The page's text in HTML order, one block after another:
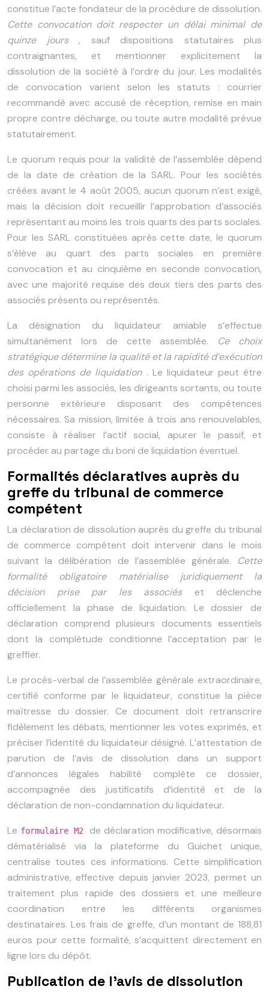
constitue l’acte fondateur de la procédure de dissolution.
Cette convocation doit respecter un délai minimal de
quinze jours , sauf dispositions statutaires plus
contraignantes, et mentionner explicitement la
dissolution de la société à l’ordre du jour. Les modalités
de convocation varient selon les statuts : courrier
recommandé avec accusé de réception, remise en main
propre contre décharge, ou toute autre modalité prévue
statutairement.
Le quorum requis pour la validité de l’assemblée dépend
de la date de création de la SARL. Pour les sociétés
créées avant le 4 août 2005, aucun quorum n’est exigé,
mais la décision doit recueillir l’approbation d’associés
représentant au moins les trois quarts des parts sociales.
Pour les SARL constituées après cette date, le quorum
s’élève au quart des parts sociales en première
convocation et au cinquième en seconde convocation,
avec une majorité requise des deux tiers des parts des
associés présents ou représentés.
La désignation du liquidateur amiable s’effectue
simultanément lors de cette assemblée. Ce choix
stratégique détermine la qualité et la rapidité d’exécution
des opérations de liquidation . Le liquidateur peut être
choisi parmi les associés, les dirigeants sortants, ou toute
personne extérieure disposant des compétences
nécessaires. Sa mission, limitée à trois ans renouvelables,
consiste à réaliser l’actif social, apurer le passif, et
procéder au partage du boni de liquidation éventuel.
Formalités déclaratives auprès du
greffe du tribunal de commerce
compétent
La déclaration de dissolution auprès du greffe du tribunal
de commerce compétent doit intervenir dans le mois
suivant la délibération de l’assemblée générale. Cette
formalité obligatoire matérialise juridiquement la
décision prise par les associés et déclenche
officiellement la phase de liquidation. Le dossier de
déclaration comprend plusieurs documents essentiels
dont la complétude conditionne l’acceptation par le
greffier.
Le procès-verbal de l’assemblée générale extraordinaire,
certifié conforme par le liquidateur, constitue la pièce
maîtresse du dossier. Ce document doit retranscrire
fidèlement les débats, mentionner les votes exprimés, et
préciser l’identité du liquidateur désigné. L’attestation de
parution de l’avis de dissolution dans un support
d’annonces légales habilité complète ce dossier,
accompagnée des justificatifs d’identité et de la
déclaration de non-condamnation du liquidateur.
Le formulaire M2 de déclaration modificative, désormais
dématérialisé via la plateforme du Guichet unique,
centralise toutes ces informations. Cette simplification
administrative, effective depuis janvier 2023, permet un
traitement plus rapide des dossiers et une meilleure
coordination entre les différents organismes
destinataires. Les frais de greffe, d’un montant de 188,81
euros pour cette formalité, s’acquittent directement en
ligne lors du dépôt.
Publication de l’avis de dissolution